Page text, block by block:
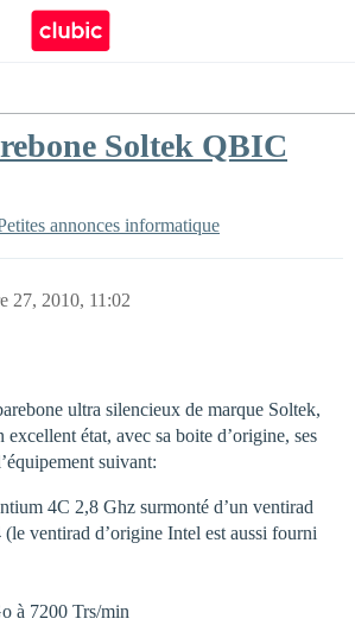
Soltek QBIC
annonces informatique
27, 2010, 11:02
ultra silencieux de marque Soltek,
état, avec sa boite d’origine, ses
suivant:
4C 2,8 Ghz surmonté d’un ventirad
ventirad d’origine Intel est aussi fourni
à 7200 Trs/min